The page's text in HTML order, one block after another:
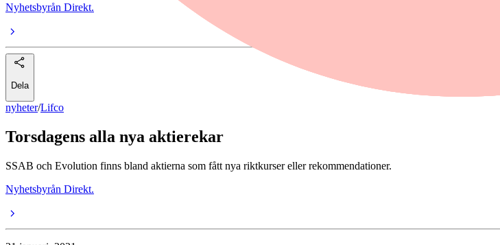
Nyhetsbyrån Direkt.
Dela
nyheter/Lifco
Torsdagens alla nya aktierekar
SSAB och Evolution finns bland aktierna som fått nya riktkurser eller rekommendationer.
Nyhetsbyrån Direkt.